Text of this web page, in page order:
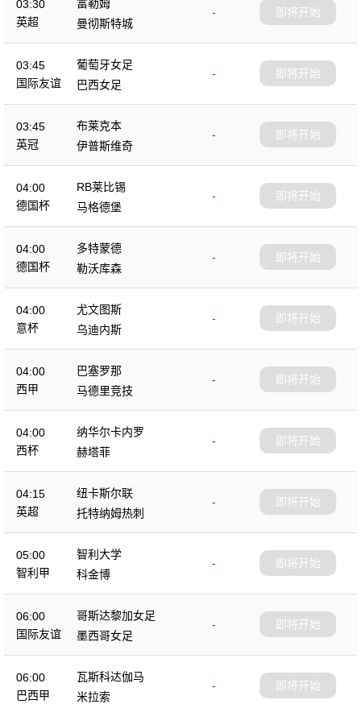
03:30
英超
富勒姆
-
曼彻斯特城
即将开始
03:45
国际友谊
葡萄牙女足
-
巴西女足
即将开始
03:45
英冠
布莱克本
-
伊普斯维奇
即将开始
04:00
德国杯
RB莱比锡
-
马格德堡
即将开始
04:00
德国杯
多特蒙德
-
勒沃库森
即将开始
04:00
意杯
尤文图斯
-
乌迪内斯
即将开始
04:00
西甲
巴塞罗那
-
马德里竞技
即将开始
04:00
西杯
纳华尔卡内罗
-
赫塔菲
即将开始
04:15
英超
纽卡斯尔联
-
托特纳姆热刺
即将开始
05:00
智利甲
智利大学
-
科金博
即将开始
06:00
国际友谊
哥斯达黎加女足
-
墨西哥女足
即将开始
06:00
巴西甲
瓦斯科达伽马
-
米拉索
即将开始